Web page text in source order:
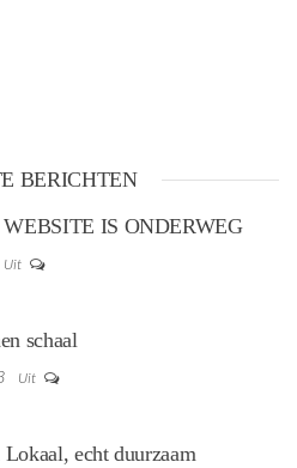
BERICHTEN
IS ONDERWEG
Uit
schaal
Uit
echt duurzaam